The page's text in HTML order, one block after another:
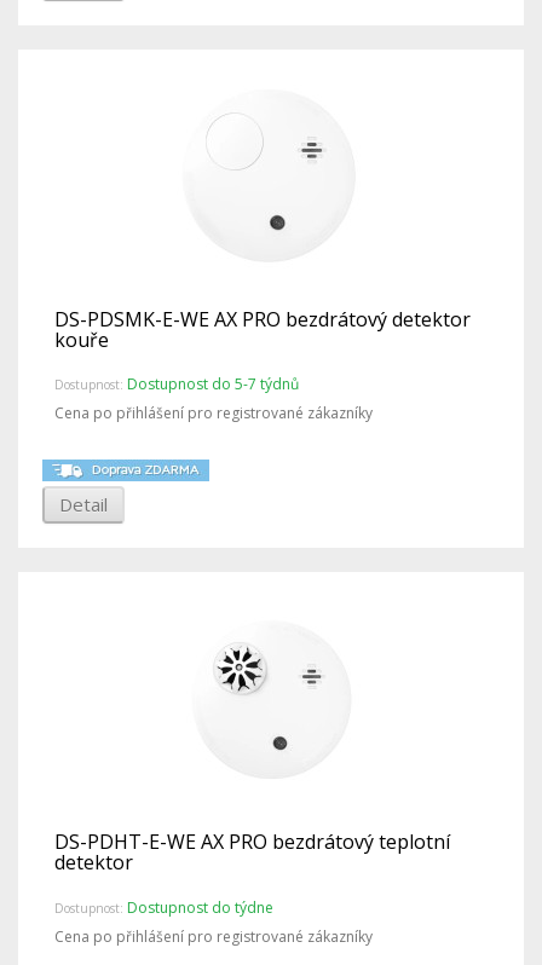
DS-PDSMK-E-WE AX PRO bezdrátový detektor
kouře
Dostupnost: Dostupnost do 5-7 týdnů
Cena po přihlášení pro registrované zákazníky
Detail
DS-PDHT-E-WE AX PRO bezdrátový teplotní
detektor
Dostupnost: Dostupnost do týdne
Cena po přihlášení pro registrované zákazníky